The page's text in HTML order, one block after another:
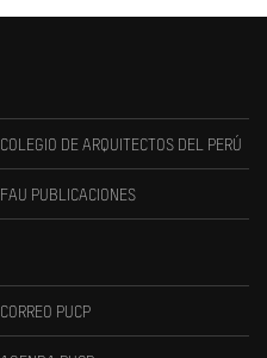
COLEGIO DE ARQUITECTOS DEL PERÚ
FAU PUBLICACIONES
CORREO PUCP